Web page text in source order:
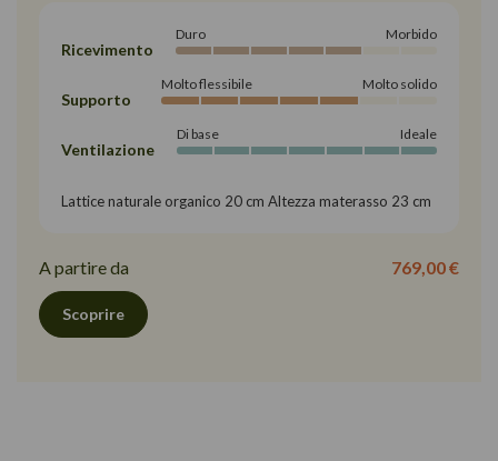
Ricevimento
Duro Morbido
Supporto
Molto flessibile Molto solido
Ventilazione
Di base Ideale
Lattice naturale organico 20 cm Altezza materasso 23 cm
A partire da 769,00 €
Scoprire